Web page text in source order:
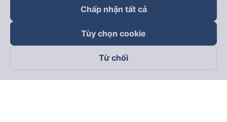
Theo dõi chúng tôi trên
Chấp nhận tất cả
Tùy chọn cookie
Từ chối